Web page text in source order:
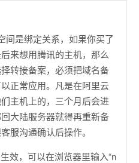
间是绑定关系，如果你买了
来想用腾讯的主机，那么
转接备案，必须把域名备
正常应用。凡是在阿里云
主机上的，三个月后会进
大陆服务器就得再重新备
服沟通确认后操作。
效，可以在浏览器里输入“n